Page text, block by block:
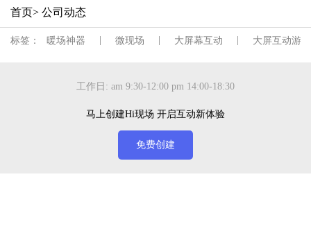
首页> 公司动态
标签： 暖场神器 微现场 大屏幕互动 大屏互动游戏
工作日: am 9:30-12:00 pm 14:00-18:30
马上创建Hi现场 开启互动新体验
免费创建